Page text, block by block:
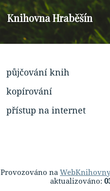
Knihovna Hraběšín
půjčování knih
kopírování
přístup na internet
Provozováno na
aktualizováno: